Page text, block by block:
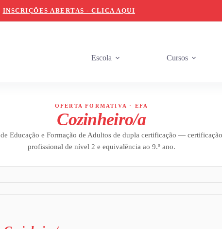
INSCRIÇÕES ABERTAS - CLICA AQUI
Escola Cursos
OFERTA FORMATIVA · EFA
Cozinheiro/a
Educação e Formação de Adultos de dupla certificação — certificação
profissional de nível 2 e equivalência ao 9.º ano.